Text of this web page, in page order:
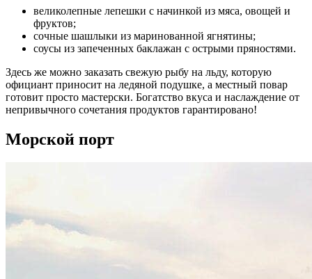
великолепные лепешки с начинкой из мяса, овощей и
фруктов;
сочные шашлыки из маринованной ягнятины;
соусы из запеченных баклажан с острыми пряностями.
Здесь же можно заказать свежую рыбу на льду, которую
официант приносит на ледяной подушке, а местный повар
готовит просто мастерски. Богатство вкуса и наслаждение от
непривычного сочетания продуктов гарантировано!
Морской порт